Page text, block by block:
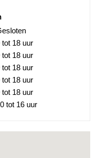
tot 18 uur
tot 18 uur
tot 18 uur
tot 18 uur
tot 18 uur
tot 16 uur